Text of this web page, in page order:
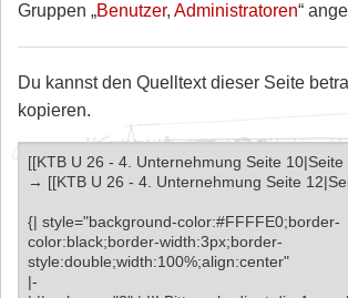
Gruppen „Benutzer, Administratoren“
Du kannst den Quelltext dieser Seite
kopieren.